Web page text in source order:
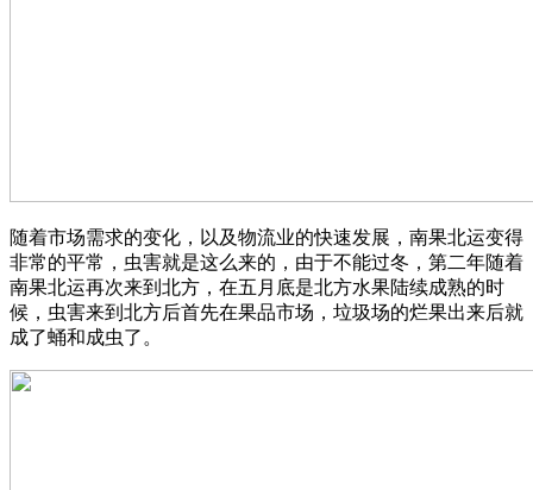
随着市场需求的变化，以及物流业的快速发展，南果北运变得
非常的平常，虫害就是这么来的，由于不能过冬，第二年随着
南果北运再次来到北方，在五月底是北方水果陆续成熟的时
候，虫害来到北方后首先在果品市场，垃圾场的烂果出来后就
成了蛹和成虫了。